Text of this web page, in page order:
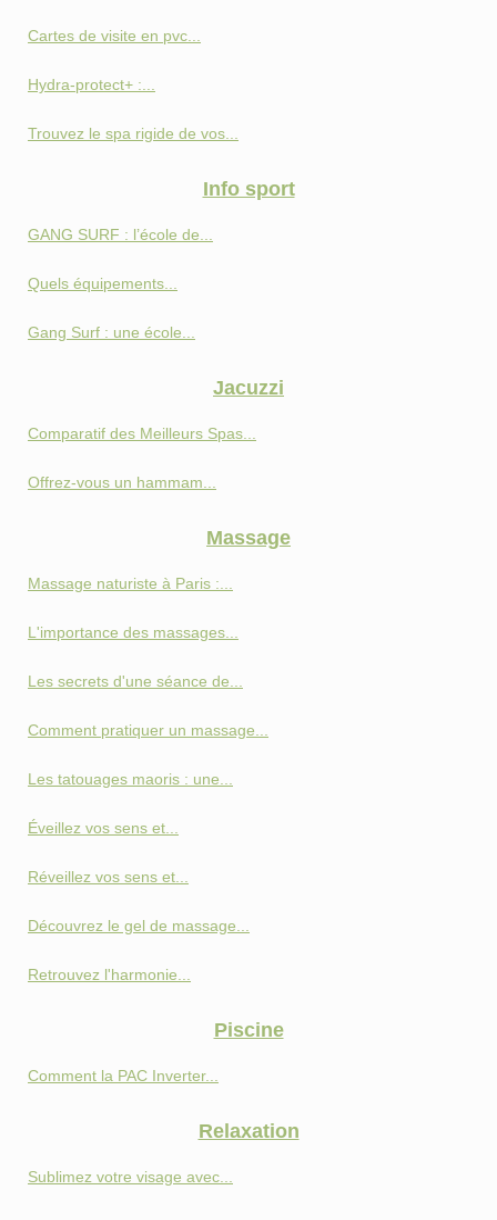
Cartes de visite en pvc...
Hydra-protect+ :...
Trouvez le spa rigide de vos...
Info sport
GANG SURF : l’école de...
Quels équipements...
Gang Surf : une école...
Jacuzzi
Comparatif des Meilleurs Spas...
Offrez-vous un hammam...
Massage
Massage naturiste à Paris :...
L'importance des massages...
Les secrets d'une séance de...
Comment pratiquer un massage...
Les tatouages maoris : une...
Éveillez vos sens et...
Réveillez vos sens et...
Découvrez le gel de massage...
Retrouvez l'harmonie...
Piscine
Comment la PAC Inverter...
Relaxation
Sublimez votre visage avec...